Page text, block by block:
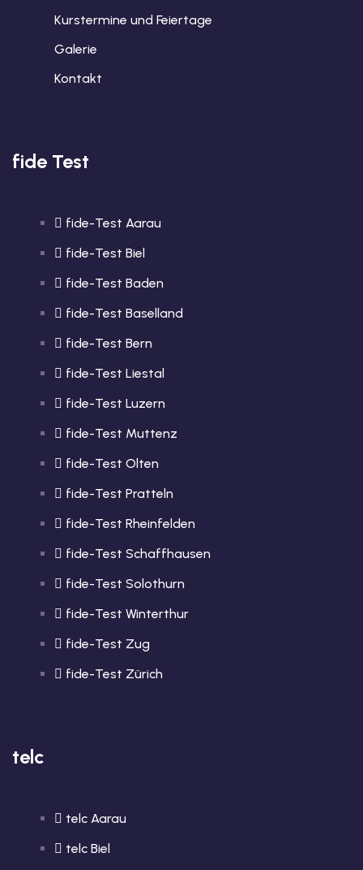
Kurstermine und Feiertage
Galerie
Kontakt
fide Test
fide-Test Aarau
fide-Test Biel
fide-Test Baden
fide-Test Baselland
fide-Test Bern
fide-Test Liestal
fide-Test Luzern
fide-Test Muttenz
fide-Test Olten
fide-Test Pratteln
fide-Test Rheinfelden
fide-Test Schaffhausen
fide-Test Solothurn
fide-Test Winterthur
fide-Test Zug
fide-Test Zürich
telc
telc Aarau
telc Biel